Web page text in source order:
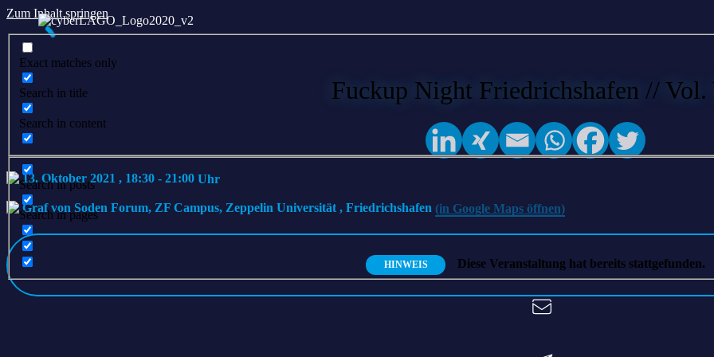
Zum Inhalt springen
Exact matches only
Search in title
Search in content
Search in posts
Search in pages
Fuckup Night Friedrichshafen //
13. Oktober 2021 , 18:30 - 21:00
Graf von Soden Forum, ZF Campus, Zeppelin Universität, Friedrichshafen (in Google Maps öffnen)
HINWEIS Diese Veranstaltung hat bereits stattgefunden.